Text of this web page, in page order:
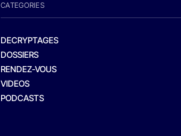
CATEGORIES
DECRYPTAGES
DOSSIERS
RENDEZ-VOUS
VIDEOS
PODCASTS